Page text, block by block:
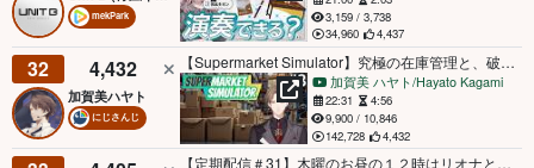
mekPark
3,159 / 3,738
34,960
4,437
32 4,432
加賀美ハヤト
にじさんじ
【Supermarket Simulator】究極の在庫管理と、破滅的な融資。＃３【にじさんじ/加賀美ハヤト】
加賀美 ハヤト/Hayato Kagami
22:31
4:56
9,900 / 10,846
142,728
4,432
【定期配信＃31】木曜のお昼の１２時はリオナとランチ❤【ホロライブ DEV_IS 響咲リオナ】#リオナとランチ